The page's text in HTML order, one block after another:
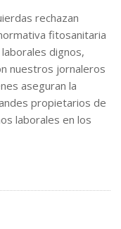
rechazan
fitosanitaria
dignos,
nuestros jornaleros
aseguran la
propietarios de
laborales en los